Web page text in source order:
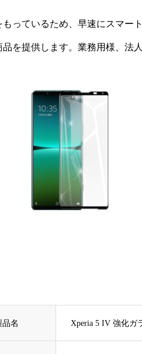
もっているため、早速にスマー
を提供します。業務用様、法
品名 Xperia 5 IV 強化ガ